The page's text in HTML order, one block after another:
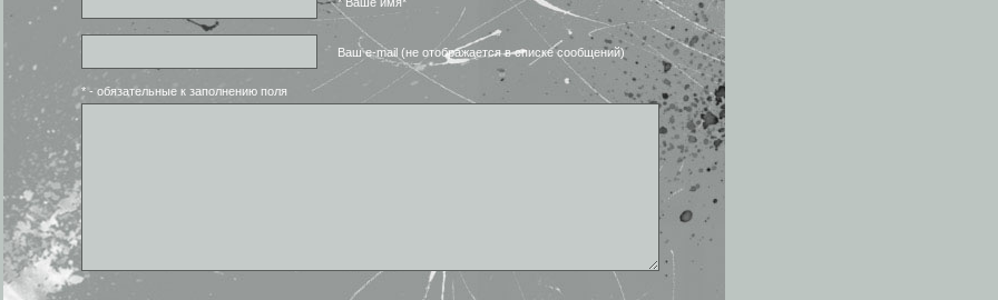
Ваш e-mail (не отображается в списке сообщений)
* - обязательные к заполнению поля